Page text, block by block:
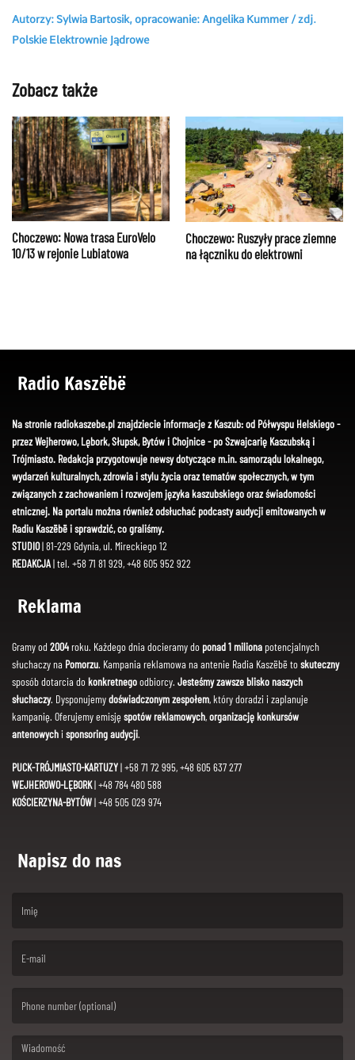
Autorzy: Sylwia Bartosik, opracowanie: Angelika Kummer / zdj.
Polskie Elektrownie Jądrowe
Zobacz także
Choczewo: Nowa trasa EuroVelo
10/13 w rejonie Lubiatowa
Choczewo: Ruszyły prace ziemne
na łączniku do elektrowni
Radio Kaszëbë
Na stronie radiokaszebe.pl znajdziecie informacje z Kaszub: od Półwyspu Helskiego -
przez Wejherowo, Lębork, Słupsk, Bytów i Chojnice - po Szwajcarię Kaszubską i
Trójmiasto. Redakcja przygotowuje newsy dotyczące m.in. samorządu lokalnego,
wydarzeń kulturalnych, zdrowia i stylu życia oraz tematów społecznych, w tym
związanych z zachowaniem i rozwojem języka kaszubskiego oraz świadomości
etnicznej. Na portalu można również odsłuchać podcasty audycji emitowanych w
Radiu Kaszëbë i sprawdzić, co graliśmy.
STUDIO| 81-229 Gdynia, ul. Mireckiego 12
REDAKCJA| tel. +58 71 81 929, +48 605 952 922
Reklama
Gramy od 2004roku. Każdego dnia docieramy do ponad 1 miliona potencjalnych
słuchaczy na Pomorzu. Kampania reklamowa na antenie Radia Kaszëbë toskuteczny
sposób dotarcia dokonkretnegoodbiorcy. Jesteśmy zawsze blisko naszych
słuchaczy. Dysponujemydoświadczonym zespołem, który doradzi i zaplanuje
kampanię. Oferujemy emisję spotów reklamowych,organizację konkursów
antenowychi sponsoring audycji.
PUCK-TRÓJMIASTO-KARTUZY| +58 71 72 995, +48 605 637 277
WEJHEROWO-LĘBORK| +48 784 480 588
KOŚCIERZYNA-BYTÓW| +48 505 029 974
Napisz do nas